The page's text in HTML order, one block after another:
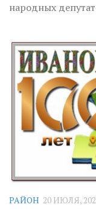
народных
РАЙОН 20 ИЮЛЯ,